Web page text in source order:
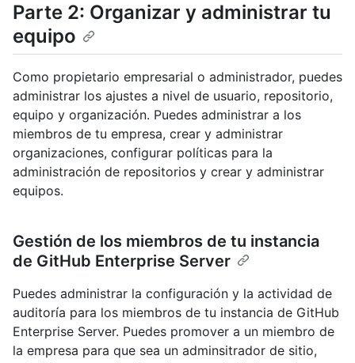
Parte 2: Organizar y administrar tu
equipo
Como propietario empresarial o administrador, puedes
administrar los ajustes a nivel de usuario, repositorio,
equipo y organización. Puedes administrar a los
miembros de tu empresa, crear y administrar
organizaciones, configurar políticas para la
administración de repositorios y crear y administrar
equipos.
Gestión de los miembros de tu instancia
de GitHub Enterprise Server
Puedes administrar la configuración y la actividad de
auditoría para los miembros de tu instancia de GitHub
Enterprise Server. Puedes promover a un miembro de
la empresa para que sea un adminsitrador de sitio,